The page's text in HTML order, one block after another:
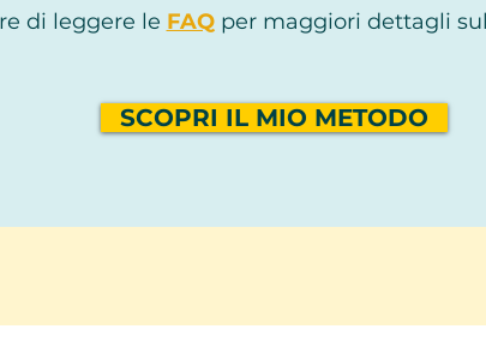
di leggere le FAQper maggiori dettagli
SCOPRI IL MIO METODO